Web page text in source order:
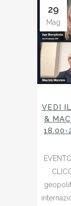
29
Mag
VEDI
&
18.00-